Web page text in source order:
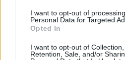
I want to opt-out of
Personal Data for Targeted
Opted In
I want to opt-out of Collection,
Retention, Sale, and/or
kanalizací (PVK). Od května